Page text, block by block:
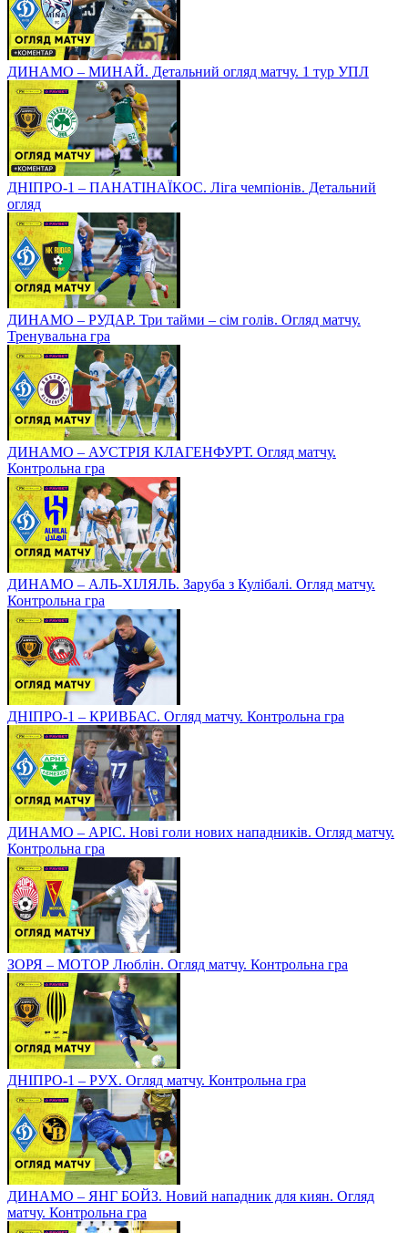
ДИНАМО – МИНАЙ. Детальний огляд матчу. 1 тур УПЛ
ДНІПРО-1 – ПАНАТІНАЇКОС. Ліга чемпіонів. Детальний
огляд
ДИНАМО – РУДАР. Три тайми – сім голів. Огляд матчу.
Тренувальна гра
ДИНАМО – АУСТРІЯ КЛАГЕНФУРТ. Огляд матчу.
Контрольна гра
ДИНАМО – АЛЬ-ХІЛЯЛЬ. Заруба з Кулібалі. Огляд матчу.
Контрольна гра
ДНІПРО-1 – КРИВБАС. Огляд матчу. Контрольна гра
ДИНАМО – АРІС. Нові голи нових нападників. Огляд матчу.
Контрольна гра
ЗОРЯ – МОТОР Люблін. Огляд матчу. Контрольна гра
ДНІПРО-1 – РУХ. Огляд матчу. Контрольна гра
ДИНАМО – ЯНГ БОЙЗ. Новий нападник для киян. Огляд
матчу. Контрольна гра